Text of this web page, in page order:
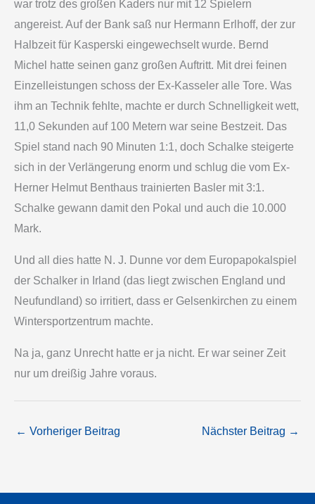
war trotz des großen Kaders nur mit 12 Spielern
angereist. Auf der Bank saß nur Hermann Erlhoff, der zur
Halbzeit für Kasperski eingewechselt wurde. Bernd
Michel hatte seinen ganz großen Auftritt. Mit drei feinen
Einzelleistungen schoss der Ex-Kasseler alle Tore. Was
ihm an Technik fehlte, machte er durch Schnelligkeit wett,
11,0 Sekunden auf 100 Metern war seine Bestzeit. Das
Spiel stand nach 90 Minuten 1:1, doch Schalke steigerte
sich in der Verlängerung enorm und schlug die vom Ex-
Herner Helmut Benthaus trainierten Basler mit 3:1.
Schalke gewann damit den Pokal und auch die 10.000
Mark.
Und all dies hatte N. J. Dunne vor dem Europapokalspiel
der Schalker in Irland (das liegt zwischen England und
Neufundland) so irritiert, dass er Gelsenkirchen zu einem
Wintersportzentrum machte.
Na ja, ganz Unrecht hatte er ja nicht. Er war seiner Zeit
nur um dreißig Jahre voraus.
← Vorheriger Beitrag Nächster Beitrag →